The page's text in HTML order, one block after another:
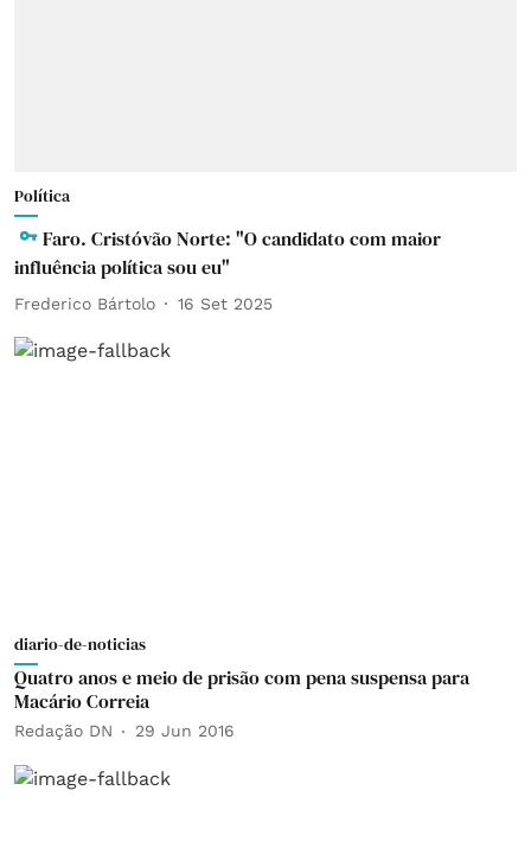
Política
Faro. Cristóvão Norte: "O candidato com maior
influência política sou eu"
Frederico Bártolo 16 Set 2025
diario-de-noticias
Quatro anos e meio de prisão com pena suspensa para
Macário Correia
Redação DN 29 Jun 2016